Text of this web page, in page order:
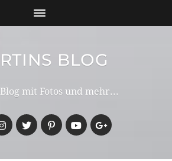
BLOG
mit Fotos und mehr...